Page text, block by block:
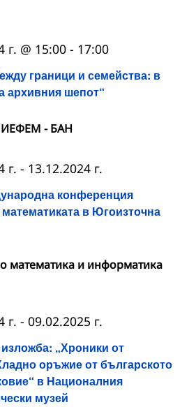
граници и семейства: в
архивния шепот“
г. @ 15:00 - 17:00
ИЕФЕМ - БАН
конференция
в Югоизточна
г. - 13.12.2024 г.
математика и информатика
„Хроники от
оръжие от българското
в Националния
музей
г. - 09.02.2025 г.